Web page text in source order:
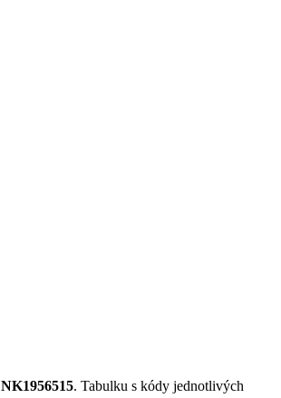
NK1956515. Tabulku s kódy jednotlivých